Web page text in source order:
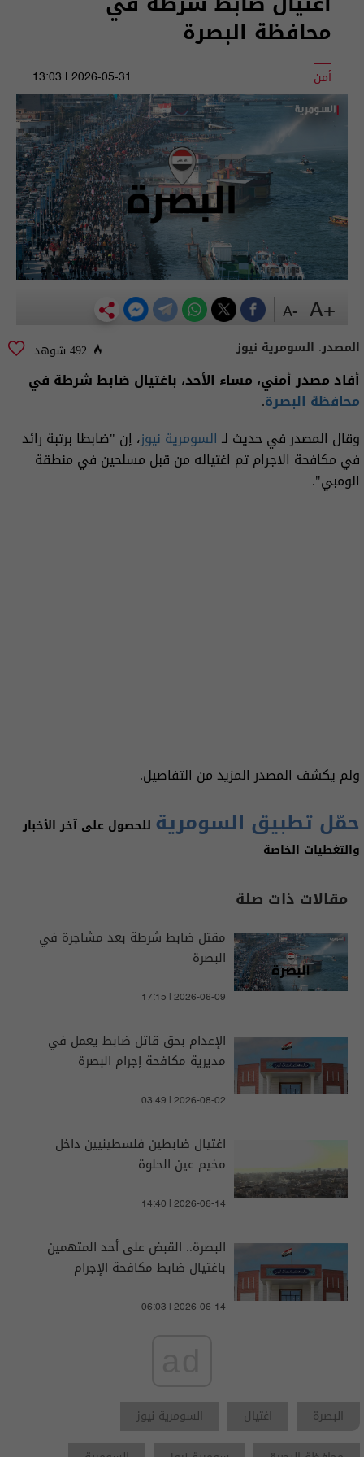
محافظة البصرة
أمن 2026-05-31 | 13:03
المصدر: السومرية نيوز 492 شوهد
أفاد مصدر أمني، مساء الأحد، باغتيال ضابط شرطة في
محافظة البصرة.
وقال المصدر في حديث لـ السومرية نيوز، إن "ضابطا برتبة رائد
في مكافحة الاجرام تم اغتياله من قبل مسلحين في منطقة
الومبي".
ولم يكشف المصدر المزيد من التفاصيل.
حمّل تطبيق السومرية للحصول على آخر الأخبار
والتغطيات الخاصة
مقالات ذات صلة
مقتل ضابط شرطة بعد مشاجرة في
البصرة
17:15 | 2026-06-09
الإعدام بحق قاتل ضابط يعمل في
مديرية مكافحة إجرام البصرة
03:49 | 2026-08-02
اغتيال ضابطين فلسطينيين داخل
مخيم عين الحلوة
14:40 | 2026-06-14
البصرة.. القبض على أحد المتهمين
باغتيال ضابط مكافحة الإجرام
06:03 | 2026-06-14
البصرة اغتيال
السومرية نيوز
+A
-A